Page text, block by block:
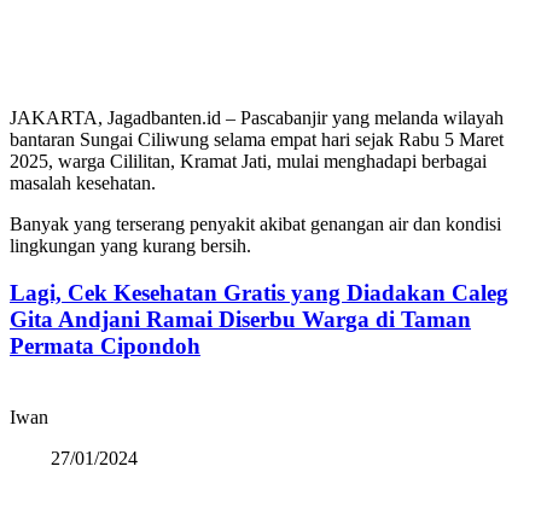
JAKARTA, Jagadbanten.id – Pascabanjir yang melanda wilayah
bantaran Sungai Ciliwung selama empat hari sejak Rabu 5 Maret
2025, warga Cililitan, Kramat Jati, mulai menghadapi berbagai
masalah kesehatan.
Banyak yang terserang penyakit akibat genangan air dan kondisi
lingkungan yang kurang bersih.
Lagi, Cek Kesehatan Gratis yang Diadakan Caleg
Gita Andjani Ramai Diserbu Warga di Taman
Permata Cipondoh
Iwan
27/01/2024